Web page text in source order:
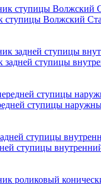
ступицы Волжский
ступицы
ступицы
ступицы